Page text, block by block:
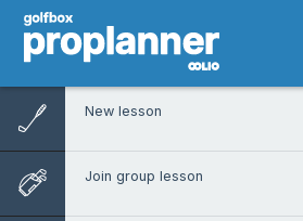
New lesson
Join group lesson